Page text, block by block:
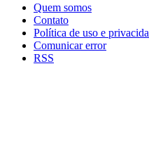
Quem somos
Contato
Política de uso e
Comunicar error
RSS